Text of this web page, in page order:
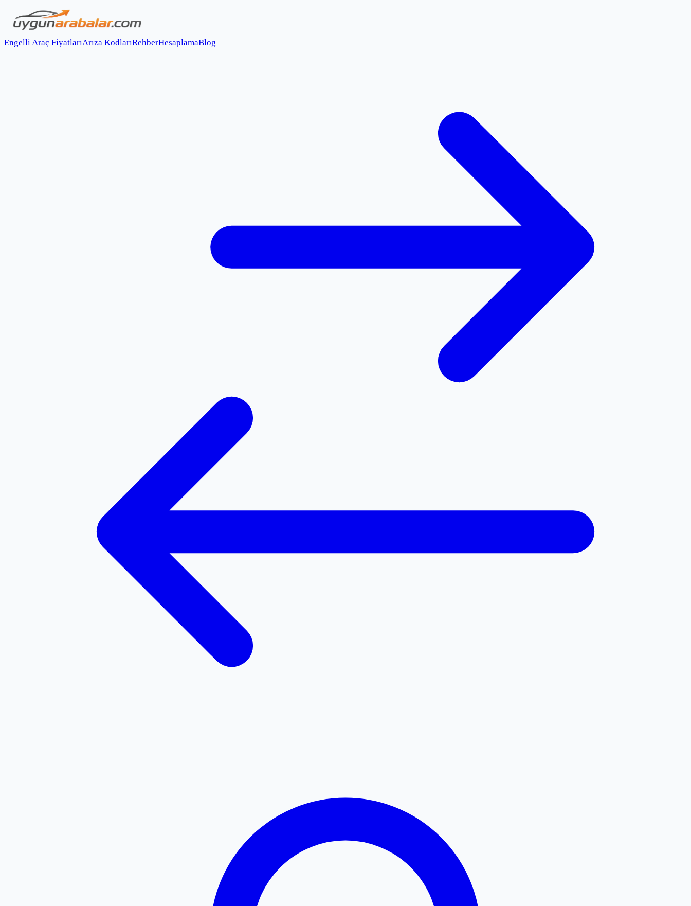
Engelli Araç FiyatlarıArıza KodlarıRehberHesaplamaBlog